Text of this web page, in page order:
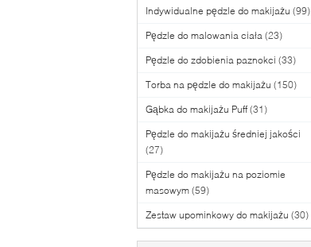
Indywidualne pędzle do makijażu (99)
Pędzle do malowania ciała (23)
Pędzle do zdobienia paznokci (33)
Torba na pędzle do makijażu (150)
Gąbka do makijażu Puff (31)
Pędzle do makijażu średniej jakości
(27)
Pędzle do makijażu na poziomie
masowym (59)
Zestaw upominkowy do makijażu (30)